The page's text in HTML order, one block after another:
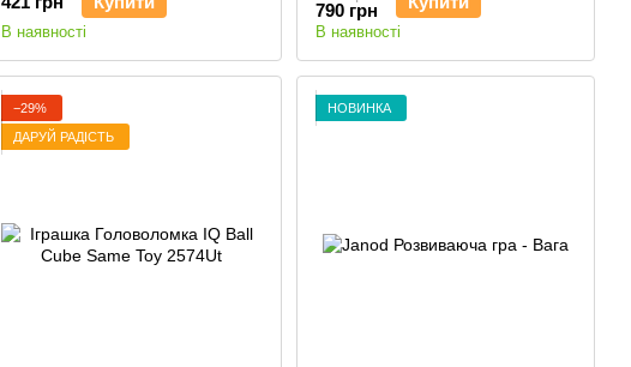
В наявності
790 грн
В наявності
−29%
ДАРУЙ РАДІСТЬ
НОВИНКА